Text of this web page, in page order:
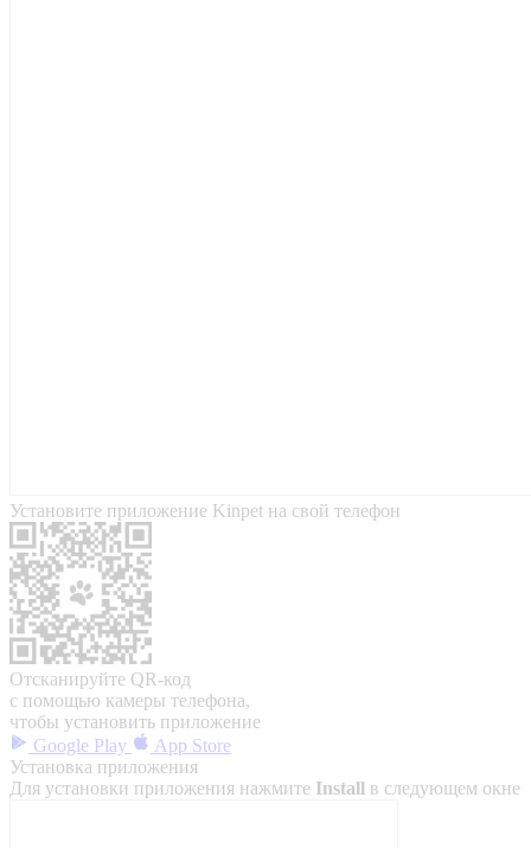
Установите приложение Kinpet на свой телефон
Отсканируйте QR-код
с помощью камеры телефона,
чтобы установить приложение
Google Play
App Store
Установка приложения
Для установки приложения нажмите Install в следующем окне